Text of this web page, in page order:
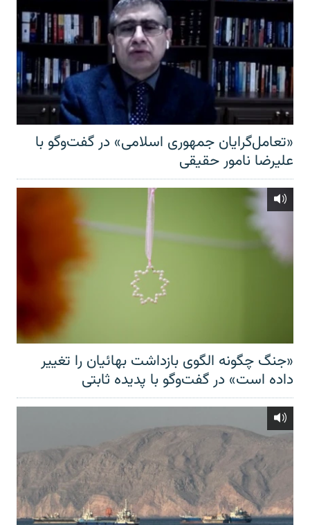
«تعامل‌گرایان جمهوری اسلامی» در گفت‌وگو با
علیرضا نامور حقیقی
«جنگ چگونه الگوی بازداشت بهائیان را تغییر
داده است» در گفت‌وگو با پدیده ثابتی